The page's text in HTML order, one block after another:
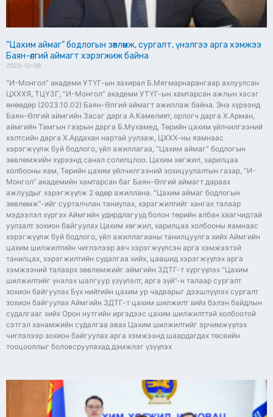
“Цахим аймаг” бодлогын зөвлөмж, сургалт, үнэлгээ арга хэмжээ
Баян-өлгий аймагт хэрэгжиж байна
2023-10-09
“И-Монгол” академи УТҮГ-ын захирал Б.Мягмарнарангаар ахлуулсан
ЦХХХЯ, ТЦҮЗГ, “И-Монгол” академи УТҮГ-ын хамтарсан ажлын хэсэг
өнөөдөр (2023.10.02) Баян-Өлгий аймагт ажиллаж байна. Энэ хүрээнд
Баян-Өлгий аймгийн Засаг дарга А.Камелият, орлогч дарга Х.Арман,
аймгийн Тамгын газрын дарга Б.Мухамед, Төрийн цахим үйлчилгээний
хэлтсийн дарга Х.Ардахан нартай уулзаж, ЦХХХ-ны яамнаас
хэрэгжүүлж буй бодлого, үйл ажиллагаа, “Цахим аймаг” бодлогын
зөвлөмжийн хүрээнд санал солилцлоо. Цахим хөгжил, харилцаа
холбооны яам, Төрийн цахим үйлчилгээний зохицуулалтын газар, “И-
Монгол” академийн хамтарсан баг Баян-Өлгий аймагт дараах
ажлуудыг хэрэгжүүлж 2 өдөр ажиллана. “Цахим аймаг бодлогын
зөвлөмж”-ийг сурталчлан таниулах, хэрэгжилтийг хангах талаар
мэдээлэл хүргэх Аймгийн удирдлагууд болон төрийн албан хаагчидтай
уулзалт зохион байгуулах Цахим хөгжил, харилцаа холбооны яамнаас
хэрэгжүүлж буй бодлого, үйл ажиллагааны танилцуулга хийх Аймгийн
цахим шилжилтийн чиглэлээр авч хэрэгжүүлсэн apгa хэмжээтэй
танилцах, хэрэгжилтийн судалгаа хийх, цаашид хэрэгжүүлэх apгa
хэмжээний талаарх зөвлөмжийг аймгийн ЗДТГ-т хүргүүлэх “Цахим
шилжилтийг үнэлэх шалгуур үзүүлэлт, apгa зүй”-н талаар сургалт
зохион байгуулах Бүx нийтийн цахим yp чадварыг дээшлүүлэх сургалт
зохион байгуулах Аймгийн ЗДТГ-т цахим шилжилт хийх бэлэн байдлын
судалгааг хийх Орон нутгийн иргэдээс цахим шилжилттэй холбоотой
сэтгэл ханамжийн судалгаа авах Цахим шилжилтийг эрчимжүүлэх
чиглэлээр зохион байгуулах apгa хэмжээнд шаардагдах төсвийн
тооцооллыг боловсруулахад дэмжлэг үзүүлэх